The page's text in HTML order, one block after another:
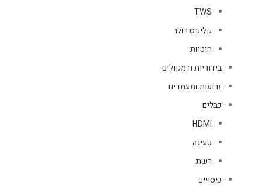
TWS
קליפס רולר
חוטיות
בידוריות ורמקולים
זרועות ומעמדים
כבלים
HDMI
טעינה
רשת
כיסויים